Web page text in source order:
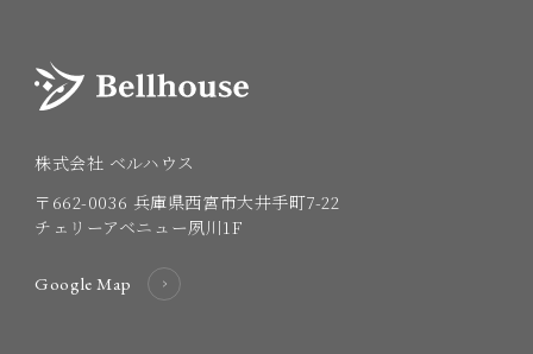
株式会社 ベルハウス
〒662-0036 兵庫県西宮市大井手町7-22
チェリーアベニュー夙川1F
Google Map